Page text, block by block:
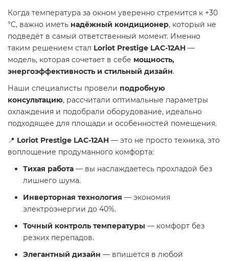
Когда температура за окном уверенно стремится к +30
°C, важно иметь надёжный кондиционер, который не
подведёт в самый ответственный момент. Именно
таким решением стал Loriot Prestige LAC-12AH —
модель, которая сочетает в себе мощность,
энергоэффективность и стильный дизайн.
Наши специалисты провели подробную
консультацию, рассчитали оптимальные параметры
охлаждения и подобрали оборудование, идеально
подходящее для площади и особенностей помещения.
📍 Loriot Prestige LAC-12AH — это не просто техника, это
воплощение продуманного комфорта:
Тихая работа — вы наслаждаетесь прохладой без
лишнего шума.
Инверторная технология — экономия
электроэнергии до 40%.
Точный контроль температуры — комфорт без
резких перепадов.
Элегантный дизайн — впишется в любой